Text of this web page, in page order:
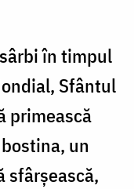
în timpul
Sfântul
primească
un
sfârșească,